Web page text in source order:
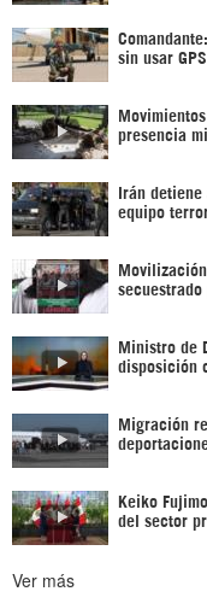
sin usar
presencia
Irán
equipo
secuestrado
Ministro de
disposición
Migración
Keiko
del sector
Ver más